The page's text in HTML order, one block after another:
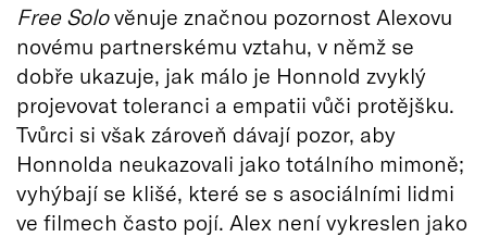
Free Solověnuje značnou pozornost Alexovu
novému partnerskému vztahu, v němž se
dobře ukazuje, jak málo je Honnold zvyklý
projevovat toleranci a empatii vůči protějšku.
Tvůrci si však zároveň dávají pozor, aby
Honnolda neukazovali jako totálního mimoně;
vyhýbají se klišé, které se s asociálními lidmi
ve filmech často pojí. Alex není vykreslen jako